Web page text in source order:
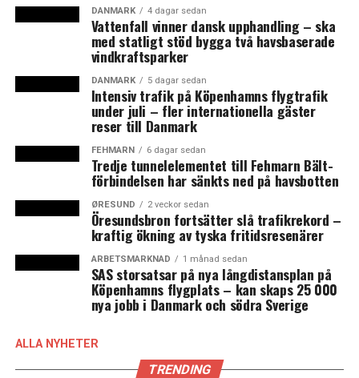
Anledningen till att vissa Öresundståg inte stannar vid
Kastrup är att stationen är underdimensionerad med
endast två spår samtidigt som ID-kontrollerna för tåg i
riktning mot Sverige tar extra utrymme. (News
ID-kontrollerna skapar problem för skolresor – lösning
på väg efter ambassadmöte
Miljardnota om ID-kontrollerna över Öresund
permanentas
DANMARK 4 dagar sedan
Vattenfall vinner dansk upphandling – ska
med statligt stöd bygga två havsbaserade
vindkraftsparker
DANMARK 5 dagar sedan
Intensiv trafik på Köpenhamns flygtrafik
under juli – fler internationella gäster
reser till Danmark
FEHMARN 6 dagar sedan
Tredje tunnelelementet till Fehmarn Bält-
förbindelsen har sänkts ned på havsbotten
ØRESUND 2 veckor sedan
Öresundsbron fortsätter slå trafikrekord –
kraftig ökning av tyska fritidsresenärer
ARBETSMARKNAD 1 månad sedan
SAS storsatsar på nya långdistansplan på
Köpenhamns flygplats – kan skaps 25 000
nya jobb i Danmark och södra Sverige
ALLA NYHETER
TRENDING